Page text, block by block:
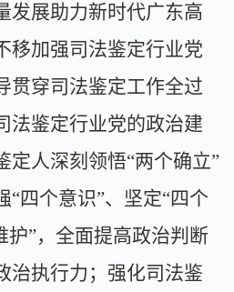
发展助力新时代广东高
移加强司法鉴定行业党
贯穿司法鉴定工作全过
法鉴定行业党的政治建
定人深刻领悟“两个确立”
“四个意识”、坚定“四个
护”，全面提高政治判断
治执行力；强化司法鉴